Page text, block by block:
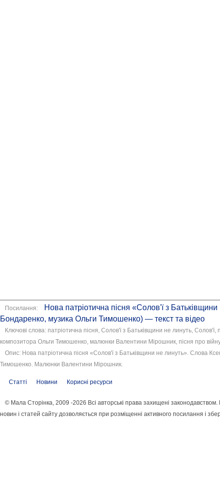
Посилання:
Нова патріотична пісня «Солов'ї з Батьківщини
Бондаренко, музика Ольги Тимошенко) — текст та відео
Ключові слова: патріотична пісня, Солов'ї з Батьківщини не линуть, Солов'ї,
композитора Ольги Тимошенко, малюнки Валентини Мірошник, пісня про
Опис: Нова патріотична пісня «Солов'ї з Батьківщини не линуть». Слова
Тимошенко. Малюнки Валентини Мірошник.
Статті Новини Корисні ресурси
© Мала Сторінка, 2009 -2026 Всі авторські права захищені
новин і статей сайту дозволяється при розміщенні активного посилання і